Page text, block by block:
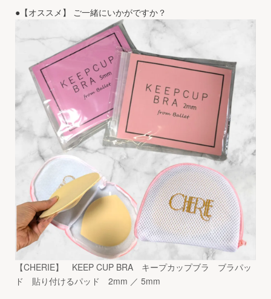
●【オススメ】 ご一緒にいかがですか？
【CHERIE】 KEEP CUP BRA キープカップブラ ブラパッ
ド 貼り付けるパッド 2mm ／ 5mm